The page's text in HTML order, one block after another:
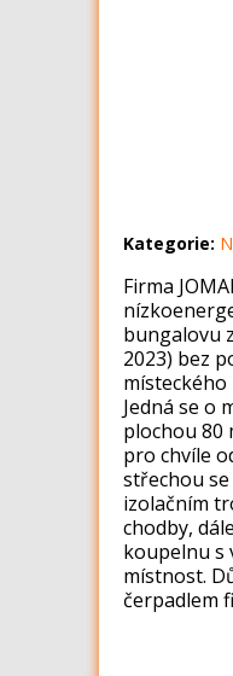
Kategorie:
Firma
bungalovu
2023) bez
Jedná se o
plochou 80
pro chvíle
střechou
izolačním
chodby,
koupelnu s
místnost.
čerpadlem